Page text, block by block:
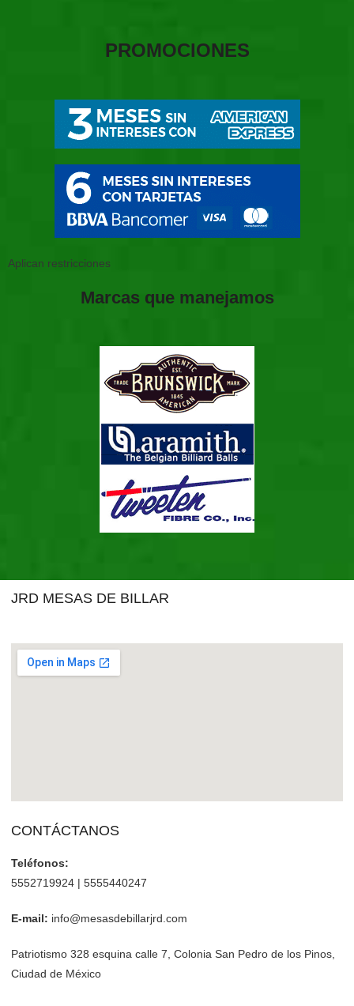
PROMOCIONES
Aplican restricciones
Marcas que manejamos
JRD MESAS DE BILLAR
CONTÁCTANOS
Teléfonos:
5552719924 | 5555440247
E-mail: info@mesasdebillarjrd.com
Patriotismo 328 esquina calle 7, Colonia San Pedro de los Pinos,
Ciudad de México